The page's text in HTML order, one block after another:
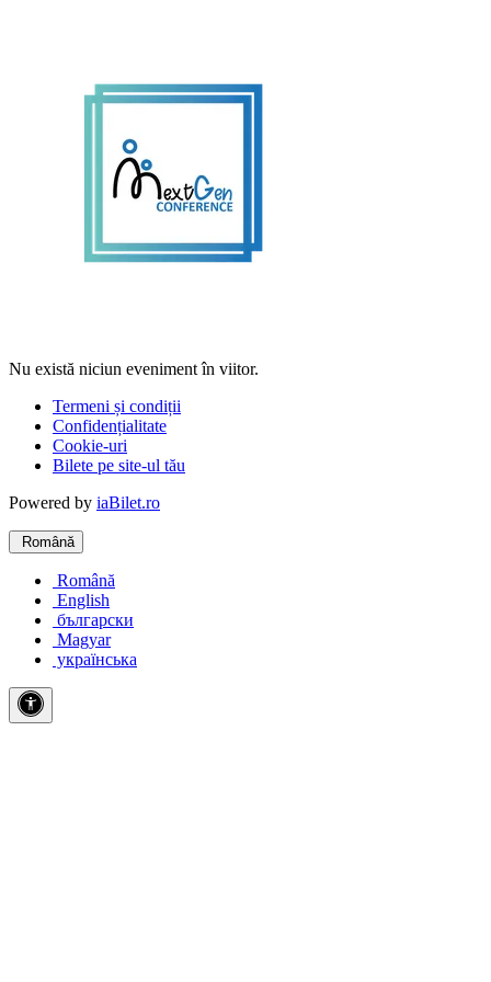
Nu există niciun eveniment în viitor.
Termeni și condiții
Confidențialitate
Cookie-uri
Bilete pe site-ul tău
Powered by iaBilet.ro
Română
Română
English
български
Magyar
українська